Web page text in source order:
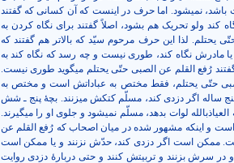
باشد، نمی­شود. اما حرف در اینست که آن کسانی که گفتند
کند ولو تحریک هم بشود، اصلاً گفتند برای نگاه کردن به
یحتلم. لذا این حرف مرحوم سیّد که بالاتر هم گفتند که
مادرش نگاه کند، طوری نیست و چه رسد که نگاه کند به
گفتند رُفع القلم عن الصبی حتّی یحتلم می­گوید طوری نیست.
حتّی یحتلم، فقط مختص به عباداتش است و مختص به
پنج ساله اگر دزدی کند، مسلّم کتکش می­زنند. بچۀ پنج ـ شش
لوات بدهد، مسلّم نمی­شود و جلوی او را می­گیرند.
و اینکه مشهور شده در میان اصحاب که رُفع القلم عن
ممکن است اگر دزدی کند، حدّش نزنند و یا ممکن است
و در سرش بزنند و تربیتش کنند و حتی دربارۀ دزدی روایت